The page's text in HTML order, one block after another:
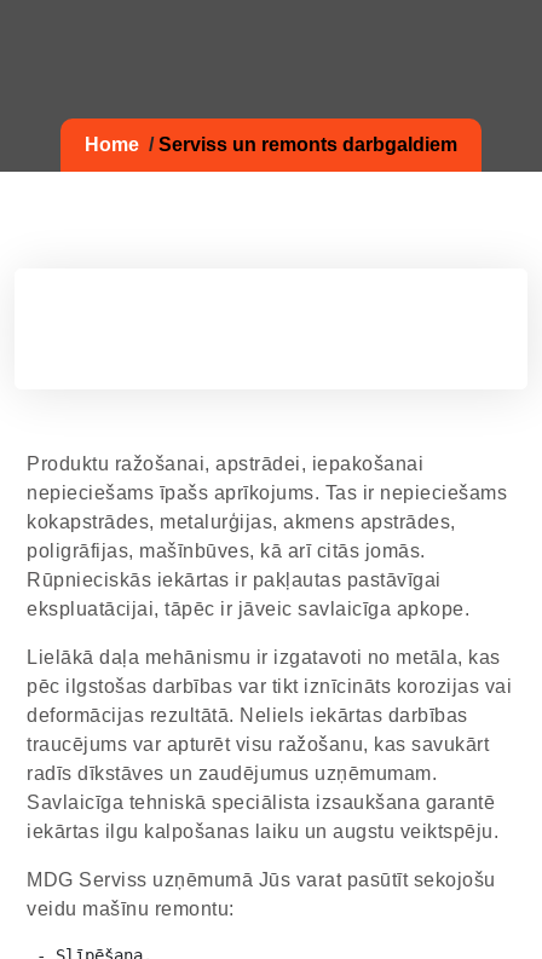
Home /Serviss un remonts darbgaldiem
Produktu ražošanai, apstrādei, iepakošanai
nepieciešams īpašs aprīkojums. Tas ir nepieciešams
kokapstrādes, metalurģijas, akmens apstrādes,
poligrāfijas, mašīnbūves, kā arī citās jomās.
Rūpnieciskās iekārtas ir pakļautas pastāvīgai
ekspluatācijai, tāpēc ir jāveic savlaicīga apkope.
Lielākā daļa mehānismu ir izgatavoti no metāla, kas
pēc ilgstošas ​​darbības var tikt iznīcināts korozijas vai
deformācijas rezultātā. Neliels iekārtas darbības
traucējums var apturēt visu ražošanu, kas savukārt
radīs dīkstāves un zaudējumus uzņēmumam.
Savlaicīga tehniskā speciālista izsaukšana garantē
iekārtas ilgu kalpošanas laiku un augstu veiktspēju.
MDG Serviss uzņēmumā Jūs varat pasūtīt sekojošu
veidu mašīnu remontu: